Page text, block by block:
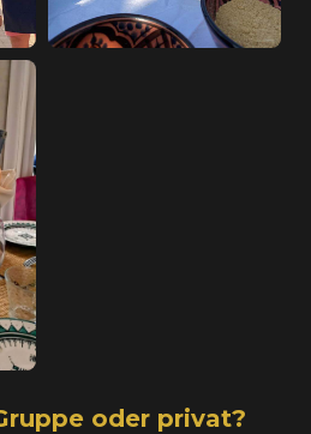
oder privat?